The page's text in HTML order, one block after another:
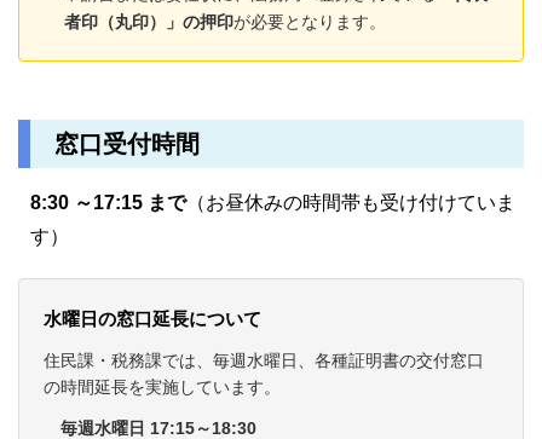
者印（丸印）」の押印が必要となります。
窓口受付時間
8:30 ～17:15 まで（お昼休みの時間帯も受け付けていま
す）
水曜日の窓口延長について
住民課・税務課では、毎週水曜日、各種証明書の交付窓口
の時間延長を実施しています。
毎週水曜日 17:15～18:30